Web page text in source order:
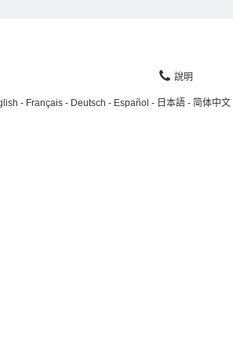
說明
Français Deutsch Español 日本語 简体中文